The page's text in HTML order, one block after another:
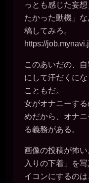
っとも感じた妄
たかった動機」
稿してみろ。
https://
このあいだの、
にして汗だくに
こともだ。
女がオナニーす
めだから、オナ
る義務がある。
画像の投稿が怖
入りの下着」を
イコンにするのは